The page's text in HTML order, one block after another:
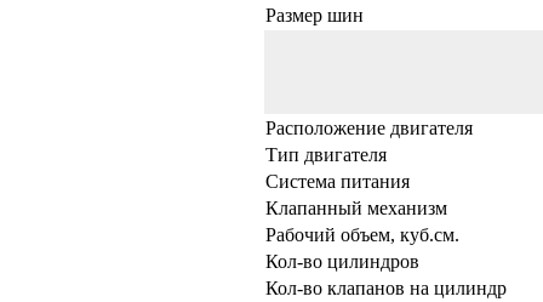
Размер шин
Расположение двигателя
Тип двигателя
Система питания
Клапанный механизм
Рабочий объем, куб.см.
Кол-во цилиндров
Кол-во клапанов на цилиндр